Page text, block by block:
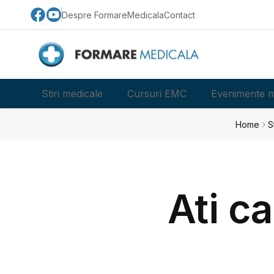
Despre FormareMedicalaContact
Stiri medicale Cursuri EMC Evenimente
Home
Ati